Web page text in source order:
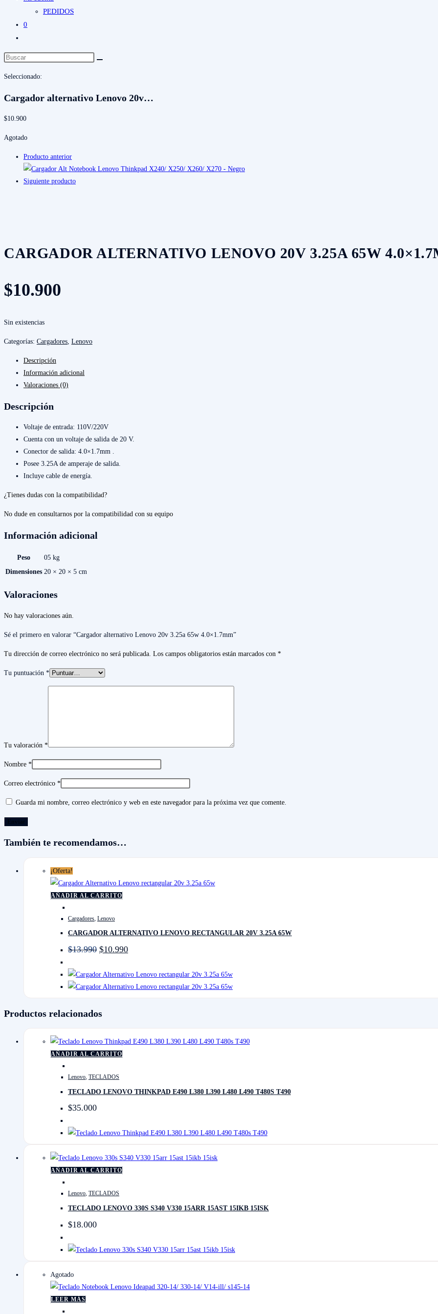
PEDIDOS
0
de
la
Seleccionado:
Cargador alternativo Lenovo 20v…
$10.900
Agotado
Producto anterior
Siguiente producto
CARGADOR ALTERNATIVO LENOVO 20V 3.25A 65W
$10.900
Sin existencias
Categorías: Cargadores, Lenovo
Descripción
Información adicional
Valoraciones (0)
Descripción
Voltaje de entrada: 110V/220V
Cuenta con un voltaje de salida de 20 V.
Conector de salida: 4.0×1.7mm .
Posee 3.25A de amperaje de salida.
Incluye cable de energía.
¿Tienes dudas con la compatibilidad?
No dude en consultarnos por la compatibilidad con su equipo
Información adicional
Peso
05 kg
Dimensiones 20 × 20 × 5 cm
Valoraciones
No hay valoraciones aún.
Sé el primero en valorar “Cargador alternativo Lenovo 20v 3.25a 65w 4.0×1.7mm”
Tu dirección de correo electrónico no será publicada. Los campos obligatorios están marcados con *
Tu puntuación *
Tu valoración *
Nombre *
Correo electrónico *
Guarda mi nombre, correo electrónico y web en este navegador para la próxima vez que comente.
También te recomendamos…
¡Oferta!
AÑADIR AL CARRITO
Cargadores, Lenovo
CARGADOR ALTERNATIVO LENOVO RECTANGULAR 20V 3.25A 65W
$13.990 El
era:
$13.990.
$10.990El
es:
$10.990.
Productos relacionados
AÑADIR AL CARRITO
Lenovo, TECLADOS
TECLADO LENOVO THINKPAD E490 L380 L390 L480 L490 T480S T490
$35.000
AÑADIR AL CARRITO
Lenovo, TECLADOS
TECLADO LENOVO 330S S340 V330 15ARR 15AST 15IKB 15ISK
$18.000
Agotado
LEER MÁS